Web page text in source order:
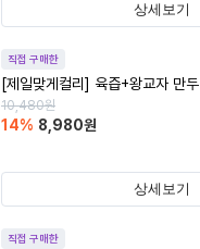
상세보기
직접 구매한
[제일맞게컬리] 육즙+왕교자 만
10,480원
14% 8,980원
상세보기
직접 구매한